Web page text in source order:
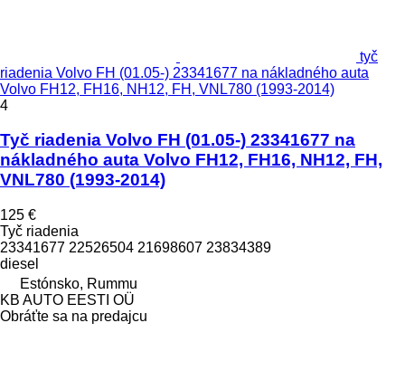
tyč
riadenia Volvo FH (01.05-) 23341677 na nákladného auta
Volvo FH12, FH16, NH12, FH, VNL780 (1993-2014)
4
Tyč riadenia Volvo FH (01.05-) 23341677 na
nákladného auta Volvo FH12, FH16, NH12, FH,
VNL780 (1993-2014)
125 €
Tyč riadenia
23341677 22526504 21698607 23834389
diesel
Estónsko, Rummu
KB AUTO EESTI OÜ
Obráťte sa na predajcu